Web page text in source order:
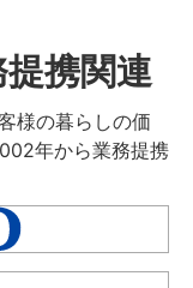
携関連
様の暮らしの価
年から業務提携